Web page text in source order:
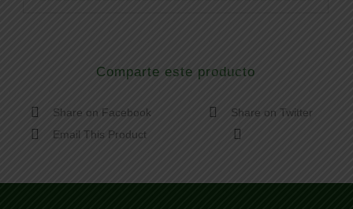
Comparte este producto
Share on Facebook
Share on Twitter
Email This Product